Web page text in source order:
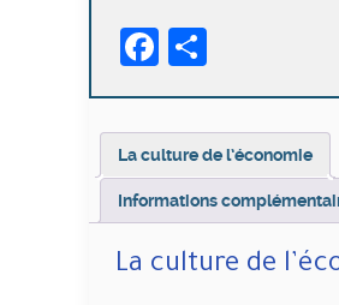
l’économieFacebook
La culture de l’économie
Informations
La culture de